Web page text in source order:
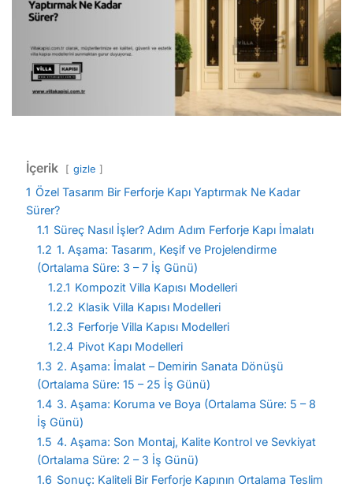
İçerik gizle
1 Özel Tasarım Bir Ferforje Kapı Yaptırmak Ne Kadar
Sürer?
1.1 Süreç Nasıl İşler? Adım Adım Ferforje Kapı İmalatı
1.2 1. Aşama: Tasarım, Keşif ve Projelendirme
(Ortalama Süre: 3 – 7 İş Günü)
1.2.1 Kompozit Villa Kapısı Modelleri
1.2.2 Klasik Villa Kapısı Modelleri
1.2.3 Ferforje Villa Kapısı Modelleri
1.2.4 Pivot Kapı Modelleri
1.3 2. Aşama: İmalat – Demirin Sanata Dönüşü
(Ortalama Süre: 15 – 25 İş Günü)
1.4 3. Aşama: Koruma ve Boya (Ortalama Süre: 5 – 8
İş Günü)
1.5 4. Aşama: Son Montaj, Kalite Kontrol ve Sevkiyat
(Ortalama Süre: 2 – 3 İş Günü)
1.6 Sonuç: Kaliteli Bir Ferforje Kapının Ortalama Teslim